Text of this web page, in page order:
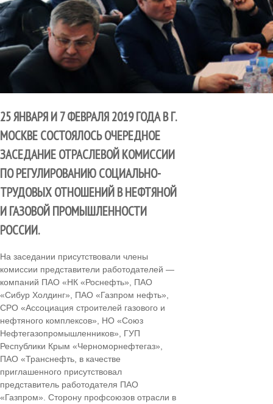
25 ЯНВАРЯ И 7 ФЕВРАЛЯ 2019 ГОДА В Г.
МОСКВЕ СОСТОЯЛОСЬ ОЧЕРЕДНОЕ
ЗАСЕДАНИЕ ОТРАСЛЕВОЙ КОМИССИИ
ПО РЕГУЛИРОВАНИЮ СОЦИАЛЬНО-
ТРУДОВЫХ ОТНОШЕНИЙ В НЕФТЯНОЙ
И ГАЗОВОЙ ПРОМЫШЛЕННОСТИ
РОССИИ.
На заседании присутствовали члены
комиссии представители работодателей —
компаний ПАО «НК «Роснефть», ПАО
«Сибур Холдинг», ПАО «Газпром нефть»,
СРО «Ассоциация строителей газового и
нефтяного комплексов», НО «Союз
Нефтегазопромышленников», ГУП
Республики Крым «Черноморнефтегаз»,
ПАО «Транснефть, в качестве
приглашенного присутствовал
представитель работодателя ПАО
«Газпром». Сторону профсоюзов отрасли в